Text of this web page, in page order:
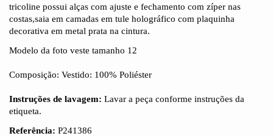
tricoline possui alças com ajuste e fechamento com zíper nas
costas,saia em camadas em tule holográfico com plaquinha
decorativa em metal prata na cintura.
Modelo da foto veste tamanho 12
Composição: Vestido: 100% Poliéster
Instruções de lavagem: Lavar a peça conforme instruções da
etiqueta.
Referência: P241386